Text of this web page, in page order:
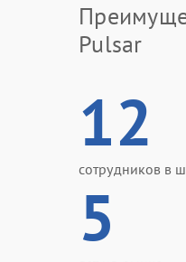
Pulsar
12
сотрудников в
5